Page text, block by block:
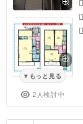
もっと見る
2人検討中